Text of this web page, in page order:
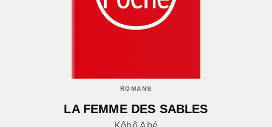
ROMANS
LA FEMME DES SABLES